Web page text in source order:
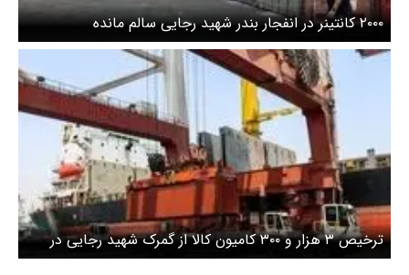
۲۰۰۰ کانتینر در انفجار بندر شهید رجایی سالم مانده
ترخیص ۳ هزار و ۳۰۰ کامیون کالا از گمرک شهید رجایی در
کمتر از ۴۸ ساعت